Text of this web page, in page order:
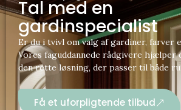
Tal med en
gardinspecialist
Er du i tvivl om valg af gardiner, farver
Vores faguddannede rådgivere hjælper
den rette løsning, der passer til både
Få et uforpligtende tilbud